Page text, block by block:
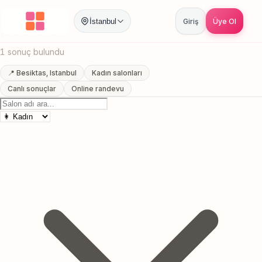
İstanbul Giriş Üye Ol
Anasayfa / Istanbul Besiktas Kadın Kuaförü
Besiktas, Istanbul Kadın Kuaförü
1 sonuç bulundu
📍 Besiktas, Istanbul
Kadın salonları
Canlı sonuçlar
Online randevu